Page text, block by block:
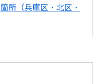
所（兵庫区・北区・